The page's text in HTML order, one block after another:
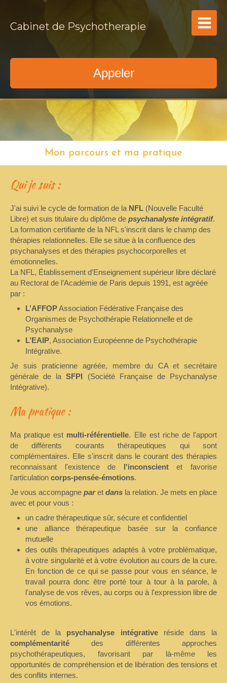
Cabinet de Psychotherapie
Appeler
Mon parcours et ma pratique
Qui je suis :
J'ai suivi le cycle de formation de la NFL (Nouvelle Faculté
Libre) et suis titulaire du diplôme de psychanalyste intégratif.
La formation certifiante de la NFL s'inscrit dans le champ des
thérapies relationnelles. Elle se situe à la confluence des
psychanalyses et des thérapies psychocorporelles et
émotionnelles.
La NFL, Établissement d’Enseignement supérieur libre déclaré
au Rectorat de l’Académie de Paris depuis 1991, est agréée
par :
L’AFFOPAssociation Fédérative Française des
Organismes de Psychothérapie Relationnelle et de
Psychanalyse
L’EAIP, Association Européenne de Psychothérapie
Intégrative.
Je suis praticienne agréée, membre du CA et secrétaire
générale de laSFPI (Société Française de Psychanalyse
Intégrative).
Ma pratique :
Ma pratique est multi-référentielle. Elle est riche de l'apport
de différents courants thérapeutiques qui sont
complémentaires. Elle s'inscrit dans le courant des thérapies
reconnaissant l'existence de l'inconscientet favorise
l'articulation corps-pensée-émotions.
Je vous accompagne paret dans la relation. Je mets en place
avec et pour vous :
un cadre thérapeutique sûr, sécure et confidentiel
une alliance thérapeutique basée sur la confiance
mutuelle
des outils thérapeutiques adaptés à votre problématique,
à votre singularité et à votre évolution au cours de la cure.
En fonction de ce qui se passe pour vous en séance, le
travail pourra donc être porté tour à tour à la parole, à
l'analyse de vos rêves, au corps ou à l'expression libre de
vos émotions.
L'intérêt de la psychanalyse intégrativeréside dans la
complémentarité des différentes approches
psychothérapeutiques, favorisant par là-même les
opportunités de compréhension et de libération des tensions et
des conflits internes.